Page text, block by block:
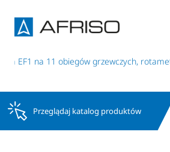
EF1 na 11 obiegów grzewczych,
Przeglądaj katalog produktów